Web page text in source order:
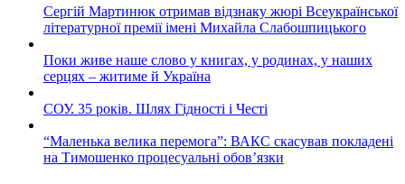
Сергій Мартинюк отримав відзнаку жюрі Всеукраїнської
літературної премії імені Михайла Слабошпицького
Поки живе наше слово у книгах, у родинах, у наших
серцях – житиме й Україна
СОУ. 35 років. Шлях Гідності і Честі
“Маленька велика перемога”: ВАКС скасував покладені
на Тимошенко процесуальні обов’язки